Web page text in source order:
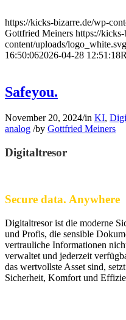
https://kicks-bizarre.de/wp-
Gottfried Meiners https://
content/uploads/logo_white.svg
16:50:062026-04-28 12:51:18
Safeyou.
November 20, 2024/in KI,
analog /by Gottfried Meiners
Digitaltresor
Secure data. Anywhere
Digitaltresor ist die moderne
und Profis, die sensible
vertrauliche Informationen
verwaltet und jederzeit
das wertvollste Asset sind,
Sicherheit, Komfort und